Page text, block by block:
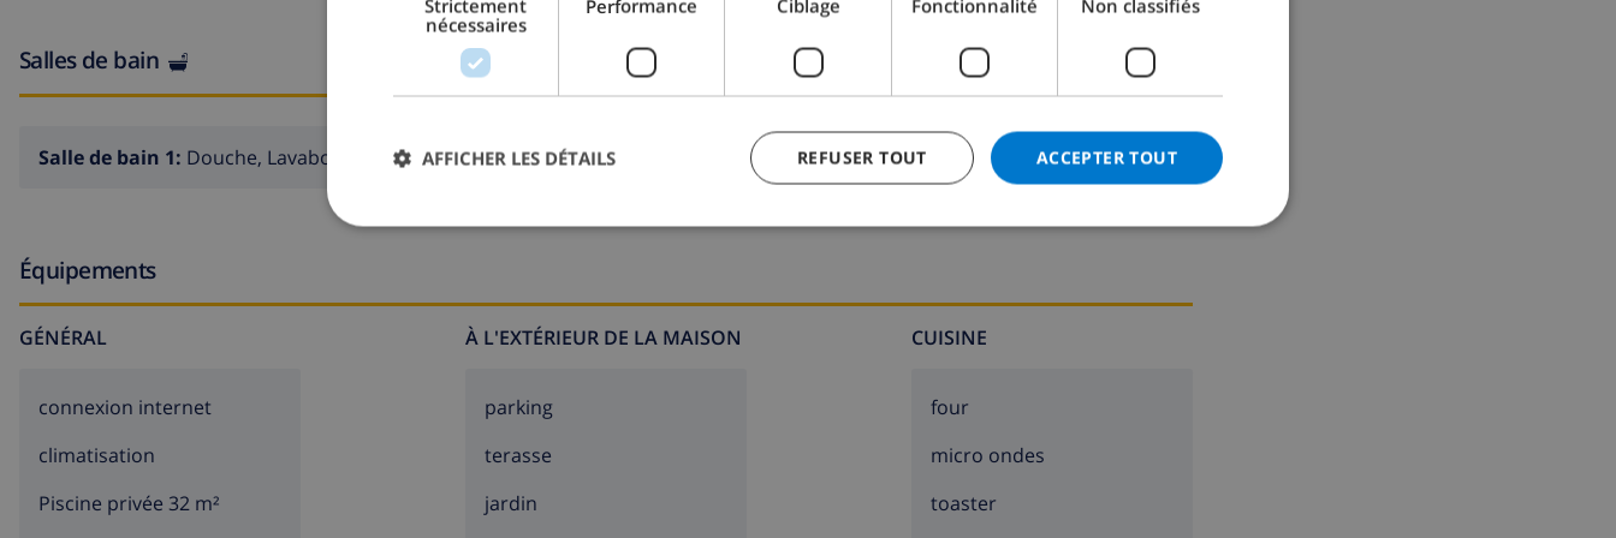
grand terrain enclôturé
piscine privée de 8m x 4m et 2m de profondeur
coin pour s'asseoir en plein air et coin repas en plein air
2 places de parking privées
plage la plus proche: Playa Punta del Raset, Denia (dans un rayon de 10 kilomètres de la villa)
Salles de bain
Salle de bain 1: Douche, Lavabo, Toilette
Équipements
GÉNÉRAL
connexion internet
climatisation
Piscine privée 32 m²
À L'EXTÉRIEUR DE LA MAISON
parking
terasse
jardin
CUISINE
four
micro ondes
toaster
CATALAN
DANISH
Strictement
nécessaires
Performance Ciblage Fonctionnalité Non classifiés
ACCEPTER TOUT
REFUSER TOUT
AFFICHER LES DÉTAILS